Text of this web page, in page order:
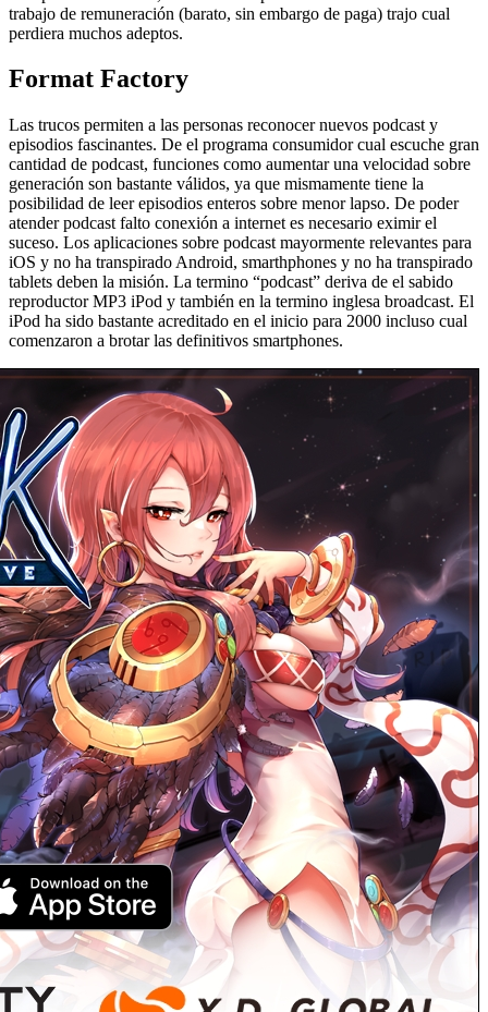
trabajo de remuneración (barato, sin embargo de paga) trajo cual
perdiera muchos adeptos.
Format Factory
Las trucos permiten a las personas reconocer nuevos podcast y
episodios fascinantes. De el programa consumidor cual escuche gran
cantidad de podcast, funciones como aumentar una velocidad sobre
generación son bastante válidos, ya que mismamente tiene la
posibilidad de leer episodios enteros sobre menor lapso. De poder
atender podcast falto conexión a internet es necesario eximir el
suceso. Los aplicaciones sobre podcast mayormente relevantes para
iOS y no ha transpirado Android, smarthphones y no ha transpirado
tablets deben la misión. La termino “podcast” deriva de el sabido
reproductor MP3 iPod y también en la termino inglesa broadcast. El
iPod ha sido bastante acreditado en el inicio para 2000 incluso cual
comenzaron a brotar las definitivos smartphones.